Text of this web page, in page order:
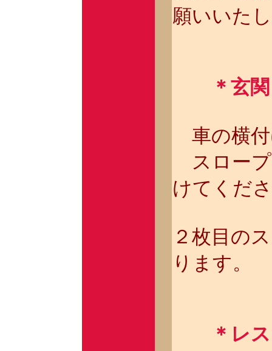
願いいた
＊玄関
車の横付
スロープ
けてくだ
２枚目の
ります。
＊レス